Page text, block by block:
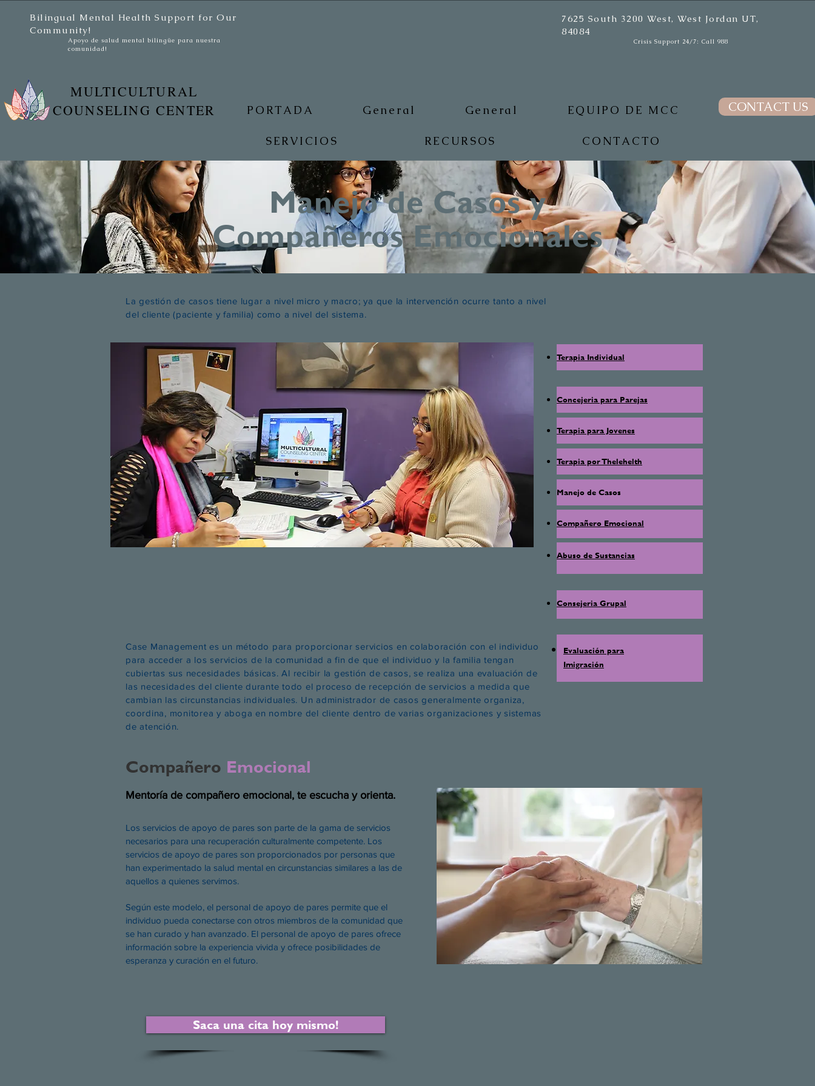
Bilingual Mental Health Support for Our
Community!
Apoyo de salud mental bilingüe para nuestra
comunidad!
7625 South 3200 West, West Jordan UT,
84084
Crisis Support 24/7: Call 988
MULTICULTURAL
COUNSELING CENTER
PORTADA General General EQUIPO DE MCC
SERVICIOS RECURSOS CONTACTO
CONTACT US
Manejo de Casos y
Compañeros Emocionales
La gestión de casos tiene lugar a nivel micro y macro; ya que la intervención ocurre tanto a nivel
del cliente (paciente y familia) como a nivel del sistema.
Terapia Individual
Concejeria para Parejas
Terapia para Jovenes
Terapia por Thelehelth
Manejo de Casos
Compañero Emocional
Abuso de Sustancias
Consejeria Grupal
Case Management es un método para proporcionar servicios en colaboración con el individuo
para acceder a los servicios de la comunidad a fin de que el individuo y la familia tengan
cubiertas sus necesidades básicas. Al recibir la gestión de casos, se realiza una evaluación de
las necesidades del cliente durante todo el proceso de recepción de servicios a medida que
cambian las circunstancias individuales. Un administrador de casos generalmente organiza,
coordina, monitorea y aboga en nombre del cliente dentro de varias organizaciones y sistemas
de atención.
Evaluación para
Imigración
Compañero Emocional
Mentoría de compañero emocional, te escucha y orienta.
Los servicios de apoyo de pares son parte de la gama de servicios
necesarios para una recuperación culturalmente competente. Los
servicios de apoyo de pares son proporcionados por personas que
han experimentado la salud mental en circunstancias similares a las de
aquellos a quienes servimos.
Según este modelo, el personal de apoyo de pares permite que el
individuo pueda conectarse con otros miembros de la comunidad que
se han curado y han avanzado. El personal de apoyo de pares ofrece
información sobre la experiencia vivida y ofrece posibilidades de
esperanza y curación en el futuro.
Saca una cita hoy mismo!